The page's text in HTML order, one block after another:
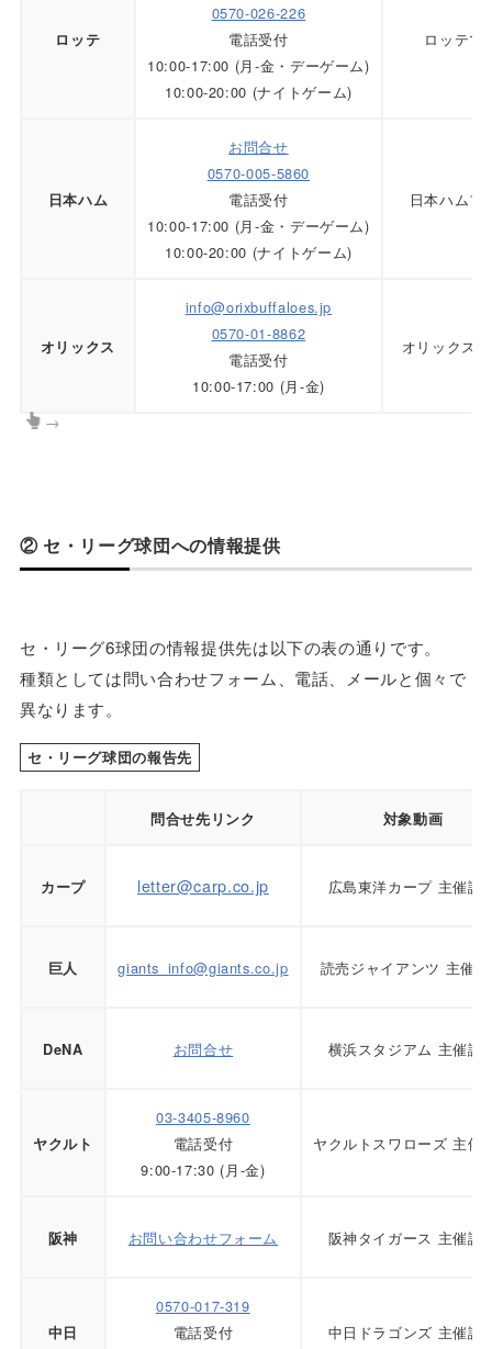
ロッテ
0570-026-226
電話受付
10:00-17:00 (月-金・デーゲーム)
10:00-20:00 (ナイトゲーム)
ロッテマ
日本ハム
お問合せ
0570-005-5860
電話受付
10:00-17:00 (月-金・デーゲーム)
10:00-20:00 (ナイトゲーム)
日本ハム
オリックス
info@orixbuffaloes.jp
0570-01-8862
電話受付
10:00-17:00 (月-金)
オリックス
→
② セ・リーグ球団への情報提供
セ・リーグ6球団の情報提供先は以下の表の通りです。
種類としては問い合わせフォーム、電話、メールと個々で
異なります。
セ・リーグ球団の報告先
問合せ先リンク 対象動画
カープ letter@carp.co.jp 広島東洋カープ 主催試
巨人 giants_info@giants.co.jp 読売ジャイアンツ 主催
DeNA お問合せ 横浜スタジアム 主催試
ヤクルト
03-3405-8960
電話受付
9:00-17:30 (月-金)
ヤクルトスワローズ 主催
阪神 お問い合わせフォーム 阪神タイガース 主催試
中日
0570-017-319
電話受付
中日ドラゴンズ 主催試